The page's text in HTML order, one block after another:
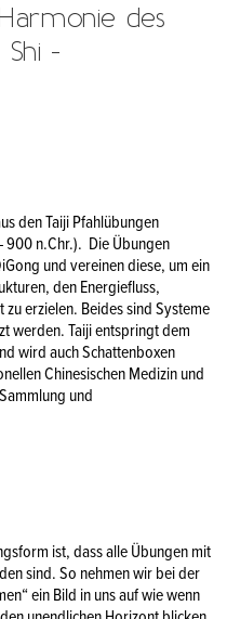
des
Shi -
den Taiji Pfahlübungen
900 n.Chr.). Die Übungen
und vereinen diese, um ein
den Energiefluss,
erzielen. Beides sind Systeme
werden. Taiji entspringt dem
wird auch Schattenboxen
Chinesischen Medizin und
und
ist, dass alle Übungen mit
sind. So nehmen wir bei der
ein Bild in uns auf wie wenn